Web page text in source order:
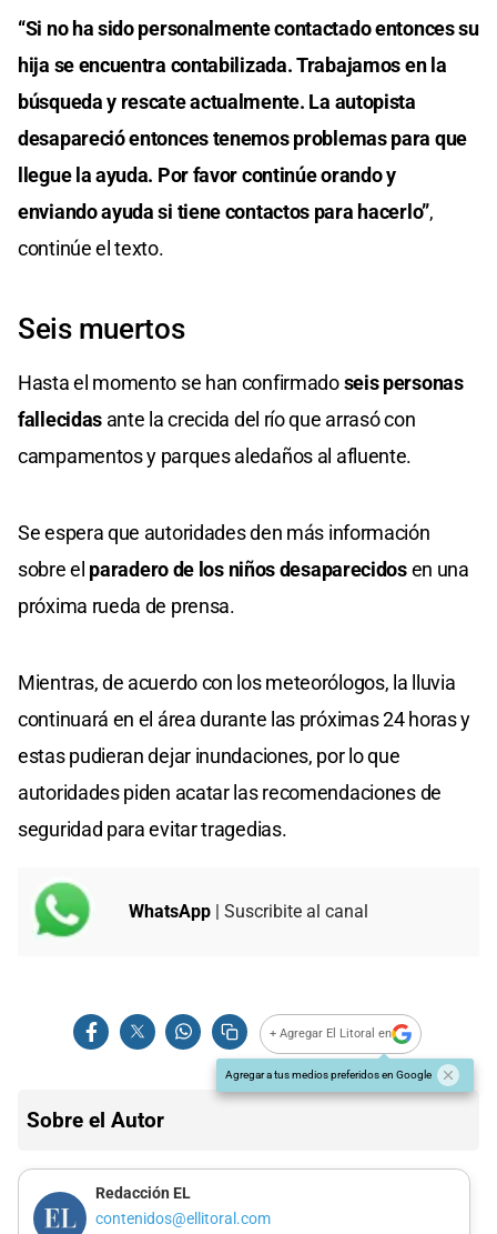
“Si no ha sido personalmente contactado entonces su
hija se encuentra contabilizada. Trabajamos en la
búsqueda y rescate actualmente. La autopista
desapareció entonces tenemos problemas para que
llegue la ayuda. Por favor continúe orando y
enviando ayuda si tiene contactos para hacerlo”,
continúe el texto.
Seis muertos
Hasta el momento se han confirmadoseis personas
fallecidas ante la crecida del río que arrasó con
campamentos y parques aledaños al afluente.
Se espera que autoridades den más información
sobre el paradero de los niños desaparecidosen una
próxima rueda de prensa.
Mientras, de acuerdo con los meteorólogos, la lluvia
continuará en el área durante las próximas 24 horas y
estas pudieran dejar inundaciones, por lo que
autoridades piden acatar las recomendaciones de
seguridad para evitar tragedias.
WhatsApp | Suscribite al canal
+ Agregar El Litoral en
Agregar a tus medios preferidos en Google
Sobre el Autor
Redacción EL
contenidos@ellitoral.com